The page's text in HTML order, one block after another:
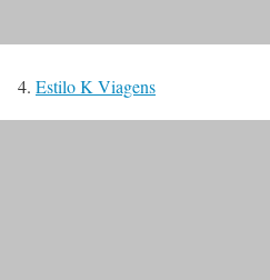
4. Estilo K Viagens